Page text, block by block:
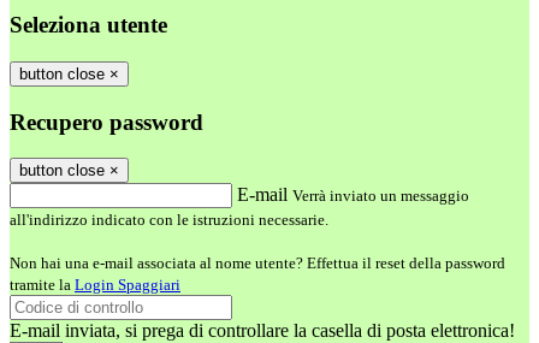
Seleziona utente
button close ×
Recupero password
button close ×
E-mail Verrà inviato un messaggio
all'indirizzo indicato con le istruzioni necessarie.
Non hai una e-mail associata al nome utente? Effettua il reset della password
tramite la Login Spaggiari
E-mail inviata, si prega di controllare la casella di posta elettronica!